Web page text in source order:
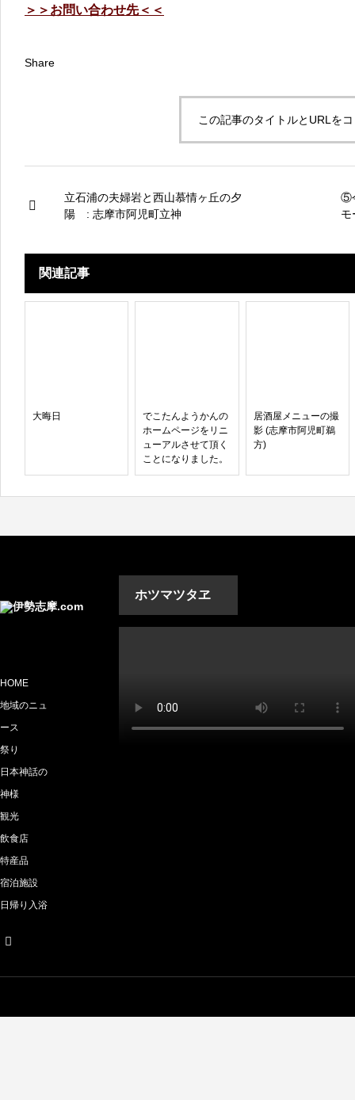
＞＞お問い合わせ先＜＜
Share
この記事のタイトルとURLを
立石浦の夫婦岩と西山慕情ヶ丘の夕
陽 : 志摩市阿児町立神
⑤
関連記事
大晦日
でこたんようかんの
ホームページをリニ
ューアルさせて頂く
ことになりました。
居酒屋メニューの撮
影 (志摩市阿児町鵜
方)
ホツマツタヱ
HOME
地域のニュ
ース
祭り
日本神話の
神様
観光
飲食店
特産品
宿泊施設
日帰り入浴